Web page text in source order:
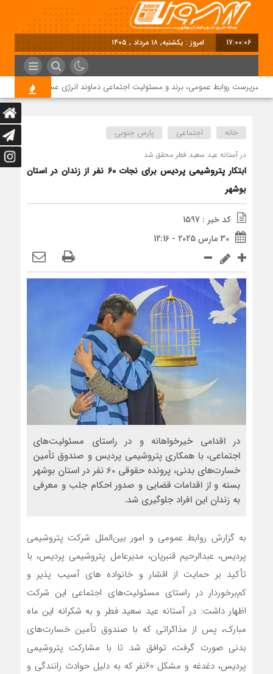
17:00:07 امروز : یکشنبه, ۱۸ مرداد , ۱۴۰۵
سرپرست روابط عمومی، برند و مسئولیت اجتماعی دماوند انرژی عسلویه شد
خانه اجتماعی پارس جنوبی
در آستانه عید سعید فطر محقق شد
ابتکار پتروشیمی پردیس برای نجات 60 نفر از زندان در استان
بوشهر
کد خبر : 1597
30 مارس 2025 - 12:16
در اقدامی خیرخواهانه و در راستای مسئولیت‌های
اجتماعی، با همکاری پتروشیمی پردیس و صندوق تأمین
خسارت‌های بدنی، پرونده حقوقی 60 نفر در استان بوشهر
بسته و از اقدامات قضایی و صدور احکام جلب و معرفی
به زندان این افراد جلوگیری شد.
به گزارش روابط عمومی و امور بین‌الملل شرکت پتروشیمی
پردیس، عبدالرحیم قنبریان، مدیرعامل پتروشیمی پردیس، با
تأکید بر حمایت از اقشار و خانواده های آسیب پذیر و
کم‌برخوردار در راستای مسئولیت‌های اجتماعی این شرکت
اظهار داشت: در آستانه عید سعید فطر و به شکرانه این ماه
مبارک، پس از مذاکراتی که با صندوق تأمین خسارت‌های
بدنی صورت گرفت، توافق شد تا با مشارکت پتروشیمی
پردیس، دغدغه و مشکل 60نفر که به دلیل حوادث رانندگی و